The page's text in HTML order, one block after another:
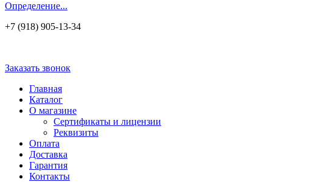
Определение...
+7 (918) 905-13-34
Заказать звонок
Главная
Каталог
О магазине
Сертификаты и лицензии
Реквизиты
Оплата
Доставка
Гарантия
Контакты